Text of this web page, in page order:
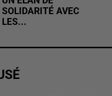
SOLIDARITÉ AVEC
LES...